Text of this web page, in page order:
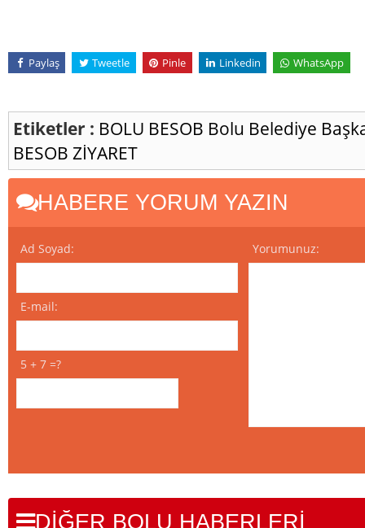
Paylaş Tweetle Pinle Linkedin WhatsApp
Etiketler : BOLU BESOB Bolu Belediye
BESOB ZİYARET
HABERE YORUM YAZIN
Ad Soyad:
E-mail:
5 + 7 =?
Yorumunuz:
DİĞER BOLU HABERLERİ